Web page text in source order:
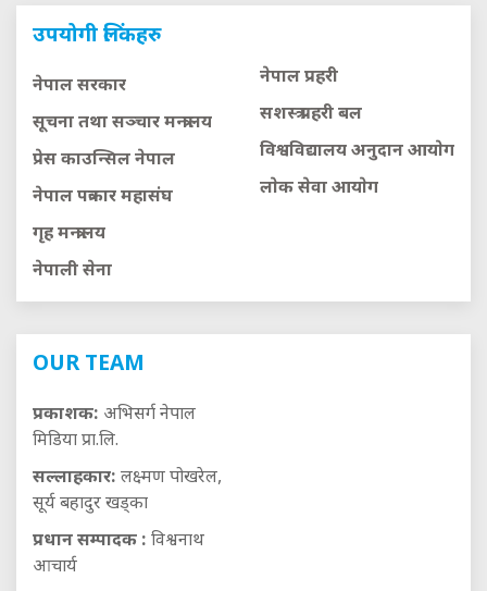
उपयोगी लिंकहरु
नेपाल सरकार
सूचना तथा सञ्चार मन्त्रालय
प्रेस काउन्सिल नेपाल
नेपाल पत्रकार महासंघ
गृह मन्त्रालय
नेपाली सेना
नेपाल प्रहरी
सशस्त्र प्रहरी बल
विश्वविद्यालय अनुदान आयाेग
लाेक सेवा आयाेग
OUR TEAM
प्रकाशक: अभिसर्ग नेपाल
मिडिया प्रा.लि.
सल्लाहकार: लक्ष्मण पोखरेल,
सूर्य बहादुर खड्का
प्रधान सम्पादक : विश्वनाथ
आचार्य